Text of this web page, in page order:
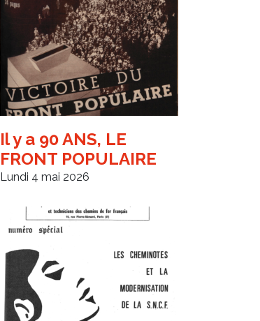
Il y a 90 ANS, LE
FRONT POPULAIRE
Lundi 4 mai 2026